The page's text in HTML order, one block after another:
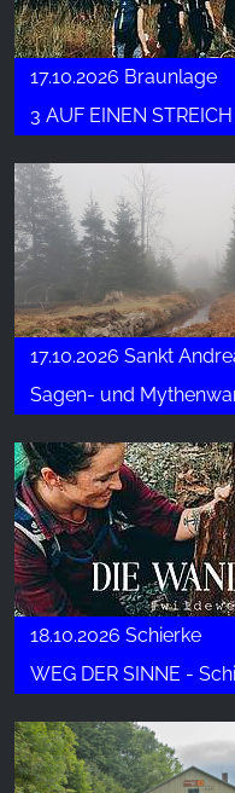
17.10.2026 Braunlage
3 AUF EINEN STREICH
17.10.2026 Sankt
Sagen- und
18.10.2026 Schierke
WEG DER SINNE -